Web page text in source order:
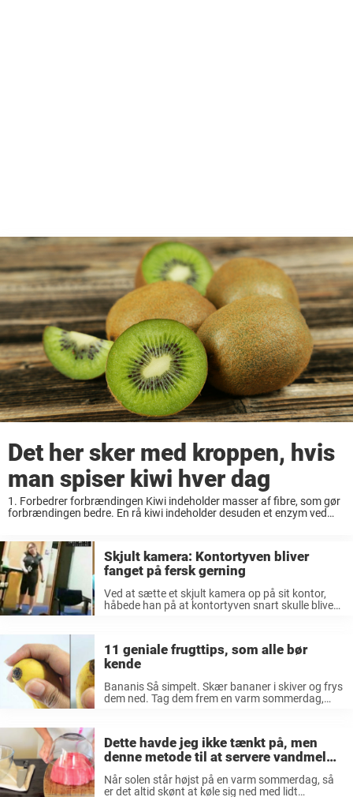
Det her sker med kroppen, hvis
man spiser kiwi hver dag
1. Forbedrer forbrændingen Kiwi indeholder masser af fibre, som gør
forbrændingen bedre. En rå kiwi indeholder desuden et enzym ved
Skjult kamera: Kontortyven bliver
fanget på fersk gerning
Ved at sætte et skjult kamera op på sit kontor,
håbede han på at kontortyven snart skulle blive
11 geniale frugttips, som alle bør
kende
Bananis Så simpelt. Skær bananer i skiver og frys
dem ned. Tag dem frem en varm sommerdag,
Dette havde jeg ikke tænkt på, men
denne metode til at servere vandmelon
til sommer er fantastisk.
Når solen står højst på en varm sommerdag, så
er det altid skønt at køle sig ned med lidt